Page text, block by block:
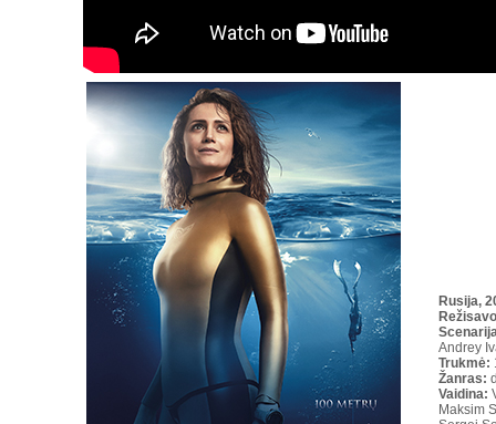
Rusija,
Režisavo
Andrey
Trukmė:
Žanras:
Vaidina:
Maksim